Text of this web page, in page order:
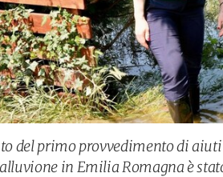
del primo provvedimento di
in Emilia Romagna è